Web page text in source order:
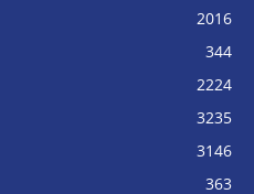
2016
344
2224
3235
3146
363